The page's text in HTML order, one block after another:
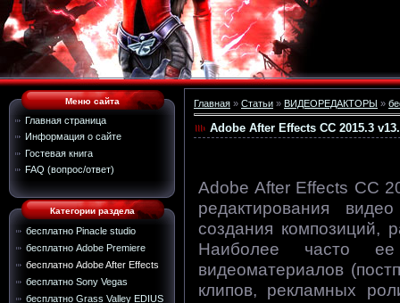
Меню сайта
Главная страница
Информация о сайте
Гостевая книга
FAQ (вопрос/ответ)
Категории раздела
бесплатно Pinacle studio
бесплатно Adobe Premiere
бесплатно Adobe After Effects
бесплатно Sony Vegas
бесплатно Grass Valley EDIUS
Главная » Статьи » ВИДЕОРЕДАКТОРЫ »
Adobe After Effects CC 2015.3
Adobe After Effects CC
редактирования
создания композиций,
Наиболее часто
видеоматериалов
клипов, рекламных